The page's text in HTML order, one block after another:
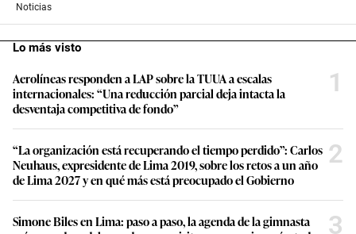
Noticias
Lo más visto
Aerolíneas responden a LAP sobre la TUUA a escalas
internacionales: “Una reducción parcial deja intacta la
desventaja competitiva de fondo”
1
“La organización está recuperando el tiempo perdido”: Carlos
Neuhaus, expresidente de Lima 2019, sobre los retos a un año
de Lima 2027 y en qué más está preocupado el Gobierno
2
Simone Biles en Lima: paso a paso, la agenda de la gimnasta
3